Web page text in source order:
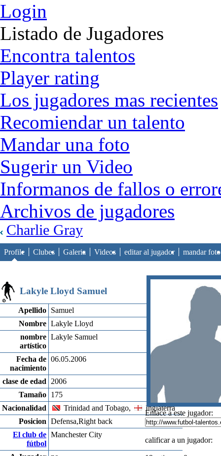
Login
Listado de Jugadores
Encontra talentos
Player rating
Los jugadores mas recientes
Recomiendar un talento
Mandar una foto
Sugerir un Video
Informanos de fallos o
Archivos de jugadores
Charlie Gray
Profile Clubes Galeria Videos editar al jugador mandar foto
Lakyle Lloyd Samuel
Apellido Samuel
Nombre Lakyle Lloyd
nombre
artístico
Lakyle Samuel
Fecha de
nacimiento
06.05.2006
clase de edad
2006
Tamaño 175
Nacionalidad
Trinidad and Tobago,
Inglaterra
Posicion Defensa,Right back
El club de
fútbol
Manchester City
Enlace a este jugador:
calificar a un jugador: